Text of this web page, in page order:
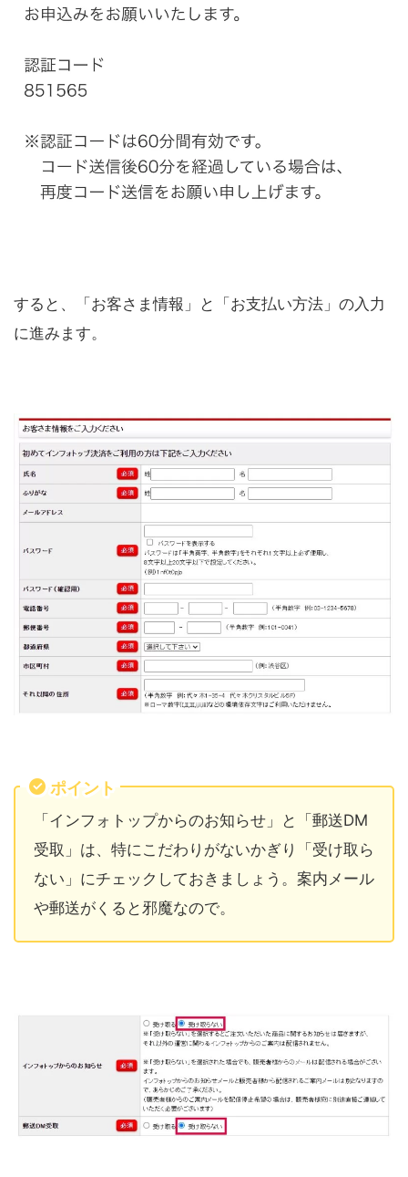
すると、「お客さま情報」と「お支払い方法」の入力
に進みます。
ポイント
「インフォトップからのお知らせ」と「郵送DM
受取」は、特にこだわりがないかぎり「受け取ら
ない」にチェックしておきましょう。案内メール
や郵送がくると邪魔なので。